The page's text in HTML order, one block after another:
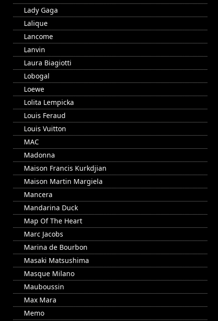
Lady Gaga
Lalique
Lancome
Lanvin
Laura Biagiotti
Lobogal
Loewe
Lolita Lempicka
Louis Feraud
Louis Vuitton
MAC
Madonna
Maison Francis Kurkdjian
Maison Martin Margiela
Mancera
Mandarina Duck
Map Of The Heart
Marc Jacobs
Marina de Bourbon
Masaki Matsushima
Masque Milano
Mauboussin
Max Mara
Memo